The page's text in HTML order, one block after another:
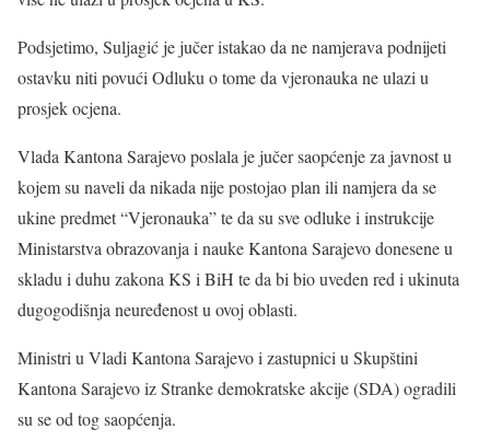
Podsjetimo, Suljagić je jučer istakao da ne namjerava podnijeti
ostavku niti povući Odluku o tome da vjeronauka ne ulazi u
prosjek ocjena.
Vlada Kantona Sarajevo poslala je jučer saopćenje za javnost u
kojem su naveli da nikada nije postojao plan ili namjera da se
ukine predmet “Vjeronauka” te da su sve odluke i instrukcije
Ministarstva obrazovanja i nauke Kantona Sarajevo donesene u
skladu i duhu zakona KS i BiH te da bi bio uveden red i ukinuta
dugogodišnja neuređenost u ovoj oblasti.
Ministri u Vladi Kantona Sarajevo i zastupnici u Skupštini
Kantona Sarajevo iz Stranke demokratske akcije (SDA) ogradili
su se od tog saopćenja.